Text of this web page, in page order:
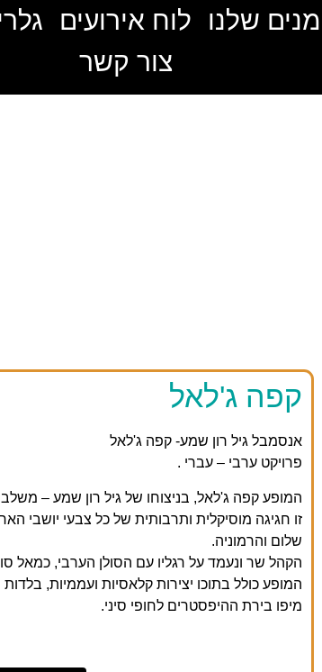
שלנו לוח אירועים
צור קשר
קפה ג'לאל
אנסמבל גיל רון שמע- קפה ג'לאל
פרויקט ערבי – עברי .
המופע קפה ג'לאל, בניצוחו של גיל רון שמע –
זו חגיגה מוסיקלית ותרבותית של כל צבעי יושבי
שלום והרמוניה.
הקהל שר ונעמד על רגליו עם הסולן הערבי, כמאל
המופע כולל בתוכו יצירות קלאסיות ועממיות,
מיפו בירת ההיפסטרים לחופי סיני.